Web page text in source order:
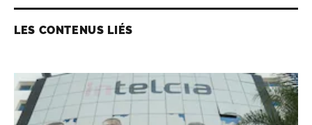
LES CONTENUS LIÉS